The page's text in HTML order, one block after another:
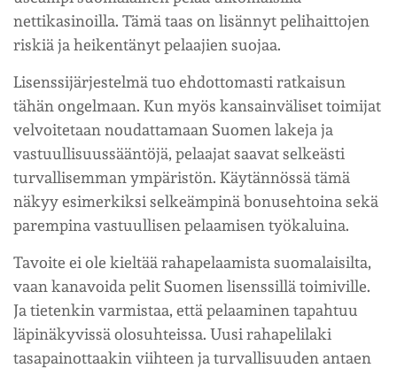
nettikasinoilla. Tämä taas on lisännyt pelihaittojen
riskiä ja heikentänyt pelaajien suojaa.
Lisenssijärjestelmä tuo ehdottomasti ratkaisun
tähän ongelmaan. Kun myös kansainväliset toimijat
velvoitetaan noudattamaan Suomen lakeja ja
vastuullisuussääntöjä, pelaajat saavat selkeästi
turvallisemman ympäristön. Käytännössä tämä
näkyy esimerkiksi selkeämpinä bonusehtoina sekä
parempina vastuullisen pelaamisen työkaluina.
Tavoite ei ole kieltää rahapelaamista suomalaisilta,
vaan kanavoida pelit Suomen lisenssillä toimiville.
Ja tietenkin varmistaa, että pelaaminen tapahtuu
läpinäkyvissä olosuhteissa. Uusi rahapelilaki
tasapainottaakin viihteen ja turvallisuuden antaen